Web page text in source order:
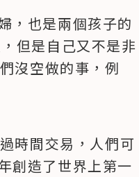
，也是兩個孩子的
但是自己又不是非
沒空做的事，例
時間交易，人們可
創造了世界上第一